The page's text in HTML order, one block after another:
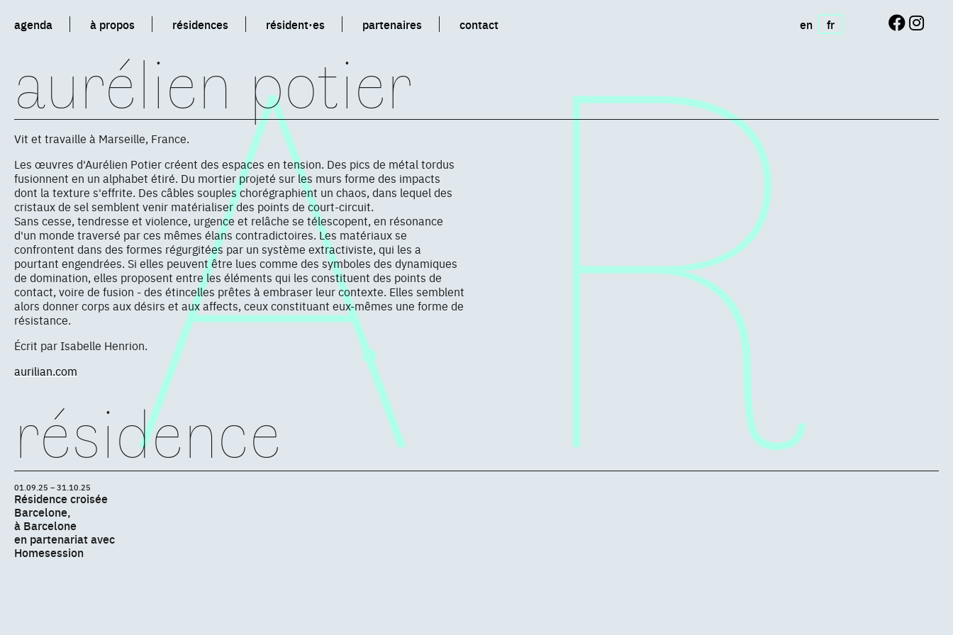
agenda à propos résidences résident·es partenaires contact en fr
aurélien potier
Vit et travaille à Marseille, France.
Les œuvres d'Aurélien Potier créent des espaces en tension. Des pics de métal tordus
fusionnent en un alphabet étiré. Du mortier projeté sur les murs forme des impacts
dont la texture s'effrite. Des câbles souples chorégraphient un chaos, dans lequel des
cristaux de sel semblent venir matérialiser des points de court-circuit.
Sans cesse, tendresse et violence, urgence et relâche se télescopent, en résonance
d'un monde traversé par ces mêmes élans contradictoires. Les matériaux se
confrontent dans des formes régurgitées par un système extractiviste, qui les a
pourtant engendrées. Si elles peuvent être lues comme des symboles des dynamiques
de domination, elles proposent entre les éléments qui les constituent des points de
contact, voire de fusion - des étincelles prêtes à embraser leur contexte. Elles semblent
alors donner corps aux désirs et aux affects, ceux constituant eux-mêmes une forme de
résistance.
Écrit par Isabelle Henrion.
aurilian.com
résidence
01.09.25 – 31.10.25
Résidence croisée
Barcelone,
à Barcelone
en partenariat avec
Homesession